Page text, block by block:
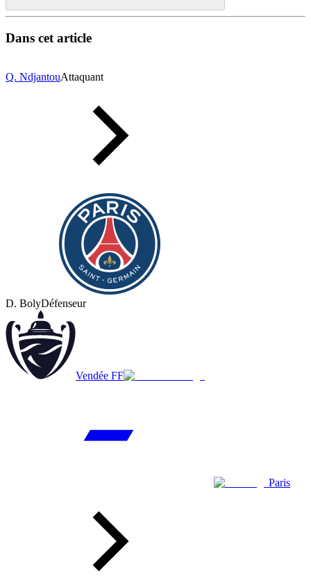
Dans cet article
Q. NdjantouAttaquant
D. BolyDéfenseur
Vendée FF
Paris